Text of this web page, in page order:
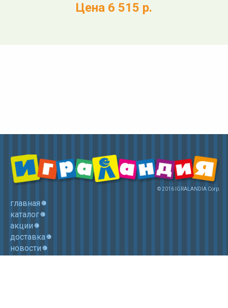
Цена 6 515 р.
© 2016 IGRALANDIA Corp.
главная
каталог
акции
доставка
новости